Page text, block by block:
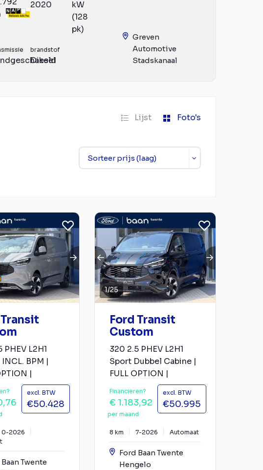
2020
kW
(128
pk)
brandstof
Diesel
Greven
Automotive
Stadskanaal
Lijst Foto's
Transit
PHEV L2H1
BPM |
|
excl. BTW
€50.428
0-2026
Twente
1/25
Ford Transit
Custom
320 2.5 PHEV L2H1
Sport Dubbel Cabine |
FULL OPTION |
Financieren?
€ 1.183,92
per maand
excl. BTW
€50.995
8 km 7-2026 Automaat
Ford Baan Twente
Hengelo